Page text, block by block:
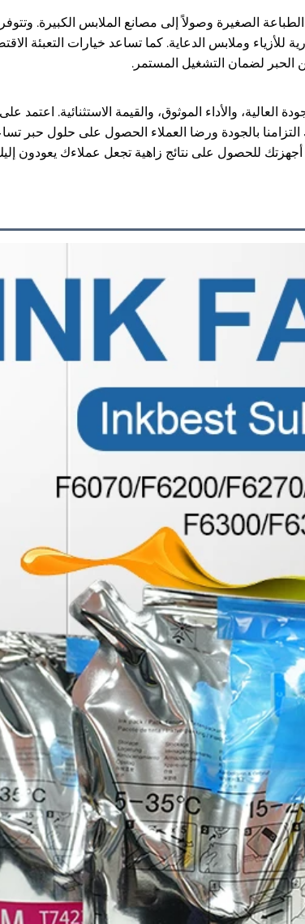
للأزياء وملابس الدعاية. كما تساعد خيارات التعبئة
والأداء الموثوق، والقيمة الاستثنائية. اعتمد على
بالجودة ورضا العملاء الحصول على حلول حبر
للحصول على نتائج زاهية تجعل عملاءك يعودون